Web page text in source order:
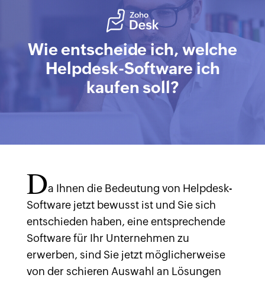
Wie entscheide ich, welche
Helpdesk-Software ich
kaufen soll?
Da Ihnen die Bedeutung von Helpdesk-
Software jetzt bewusst ist und Sie sich
entschieden haben, eine entsprechende
Software für Ihr Unternehmen zu
erwerben, sind Sie jetzt möglicherweise
von der schieren Auswahl an Lösungen